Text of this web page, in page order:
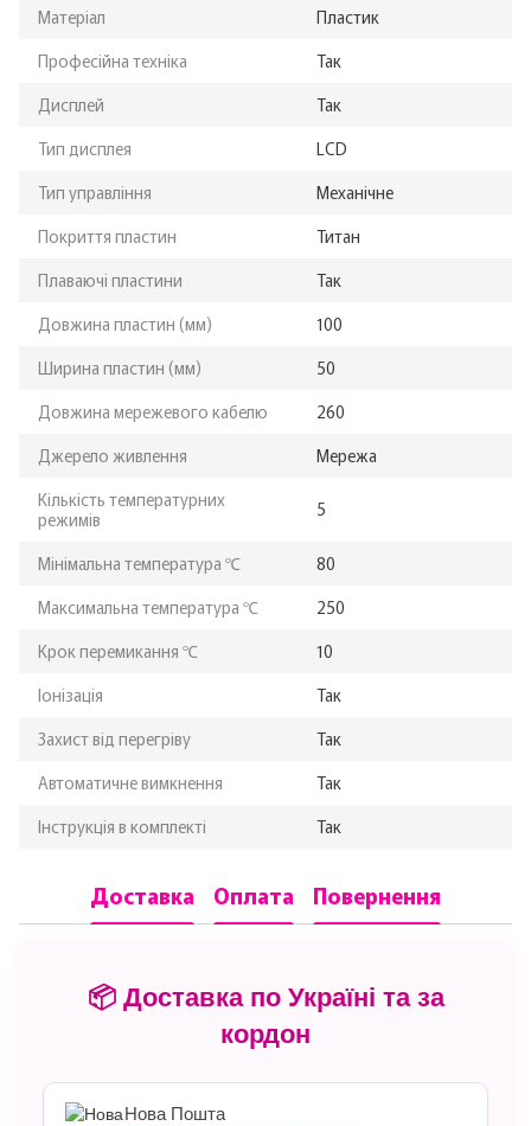
Матеріал
Пластик
Професійна техніка
Так
Дисплей
Так
Тип дисплея
LCD
Тип управління
Механічне
Покриття пластин
Титан
Плаваючі пластини
Так
Довжина пластин (мм)
100
Ширина пластин (мм)
50
Довжина мережевого кабелю
260
Джерело живлення
Мережа
Кількість температурних
режимів
5
Мінімальна температура ℃
80
Максимальна температура ℃
250
Крок перемикання ℃
10
Іонізація
Так
Захист від перегріву
Так
Автоматичне вимкнення
Так
Інструкція в комплекті
Так
Доставка Оплата Повернення
📦 Доставка по Україні та за
кордон
Нова Пошта